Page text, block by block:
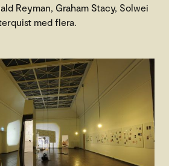
Reyman, Graham Stacy, Solwei
med flera.